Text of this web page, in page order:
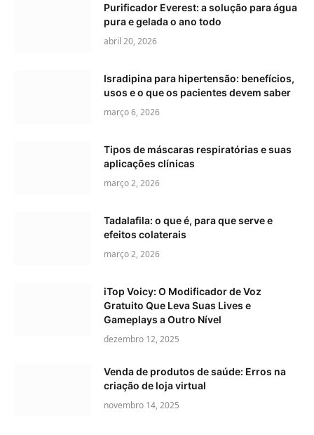
Purificador Everest: a solução para água
pura e gelada o ano todo
abril 20, 2026
Isradipina para hipertensão: benefícios,
usos e o que os pacientes devem saber
março 6, 2026
Tipos de máscaras respiratórias e suas
aplicações clínicas
março 2, 2026
Tadalafila: o que é, para que serve e
efeitos colaterais
março 2, 2026
iTop Voicy: O Modificador de Voz
Gratuito Que Leva Suas Lives e
Gameplays a Outro Nível
dezembro 12, 2025
Venda de produtos de saúde: Erros na
criação de loja virtual
novembro 14, 2025